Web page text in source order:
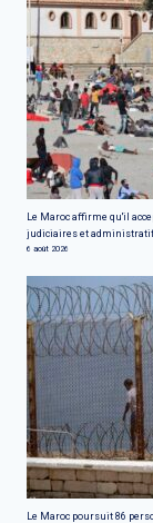
Le Maroc affirme qu'il
judiciaires et
6 août 2026
Le Maroc poursuit 86